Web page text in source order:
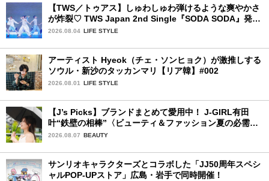
【TWS／トゥアス】しゅわしゅわ弾けるような爽やかさ
が炸裂♡ TWS Japan 2nd Single『SODA SODA』発売
記念SPECIAL SHOWCASEを詳細レポ
2026.08.04 LIFE STYLE
アーティスト Hyeok（チェ・ソンヒョク）が激推しする
ソウル・新沙のタッカンマリ【リア韓】#002
2026.08.01 LIFE STYLE
【J’s Picks】ブランドまとめて愛用中！ J-GIRL有田
叶“鉄壁の相棒”〈ビューティ＆ファッション夏の必需
品〉
2026.08.07 BEAUTY
サンリオキャラクターズとコラボした「JJ50周年スペシ
ャルPOP-UPストア」広島・岩手で同時開催！